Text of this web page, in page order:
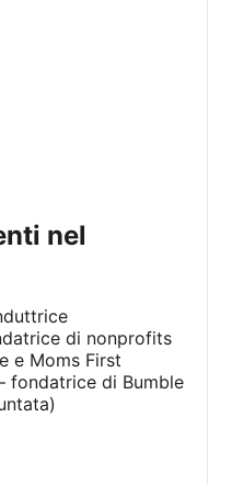
di nonprofits
e Moms First
fondatrice di Bumble